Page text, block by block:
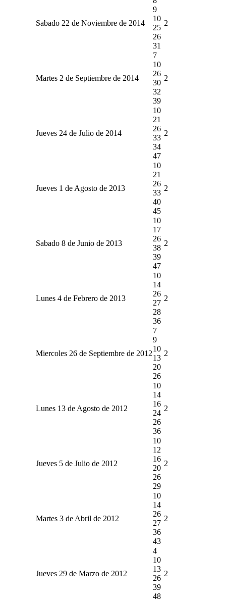
Sabado 22 de Noviembre de 2014
9
10
25
26
31
2
Martes 2 de Septiembre de 2014
7
10
26
30
32
39
2
Jueves 24 de Julio de 2014
10
21
26
33
34
47
2
Jueves 1 de Agosto de 2013
10
21
26
33
40
45
2
Sabado 8 de Junio de 2013
10
17
26
38
39
47
2
Lunes 4 de Febrero de 2013
10
14
26
27
28
36
2
Miercoles 26 de Septiembre de 2012
7
9
10
13
20
26
2
Lunes 13 de Agosto de 2012
10
14
16
24
26
36
2
Jueves 5 de Julio de 2012
10
12
16
20
26
29
2
Martes 3 de Abril de 2012
10
14
26
27
36
43
2
Jueves 29 de Marzo de 2012
4
10
13
26
39
48
2